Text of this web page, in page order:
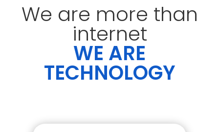
We are more than
internet
WE ARE
TECHNOLOGY